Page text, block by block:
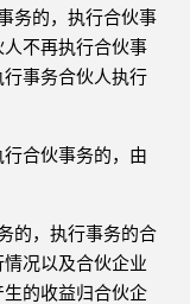
务的，执行合伙事
不再执行合伙事
事务合伙人执行
行合伙事务的，由
的，执行事务的合
况以及合伙企业
的收益归合伙企